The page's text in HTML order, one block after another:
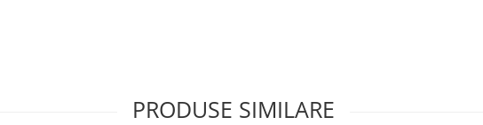
PRODUSE SIMILARE